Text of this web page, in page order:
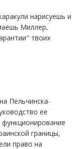
нарисуешь и
Миллер,
твоих
ее
границы,
право на